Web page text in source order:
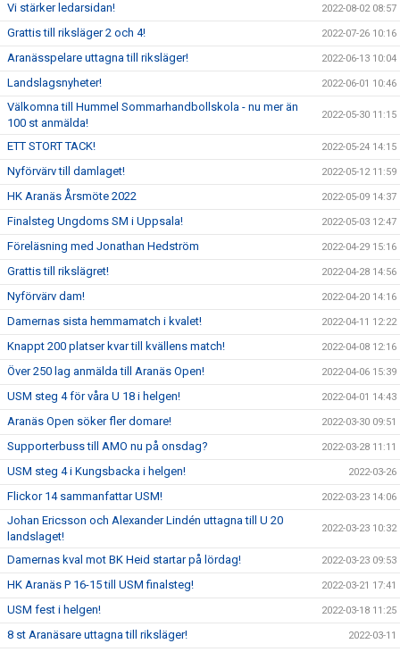
Vi stärker ledarsidan! 2022-08-02 08:57
Grattis till riksläger 2 och 4! 2022-07-26 10:16
Aranässpelare uttagna till riksläger! 2022-06-13 10:04
Landslagsnyheter! 2022-06-01 10:46
Välkomna till Hummel Sommarhandbollskola - nu mer än
100 st anmälda!
2022-05-30 11:15
ETT STORT TACK! 2022-05-24 14:15
Nyförvärv till damlaget! 2022-05-12 11:59
HK Aranäs Årsmöte 2022 2022-05-09 14:37
Finalsteg Ungdoms SM i Uppsala! 2022-05-03 12:47
Föreläsning med Jonathan Hedström 2022-04-29 15:16
Grattis till rikslägret! 2022-04-28 14:56
Nyförvärv dam! 2022-04-20 14:16
Damernas sista hemmamatch i kvalet! 2022-04-11 12:22
Knappt 200 platser kvar till kvällens match! 2022-04-08 12:16
Över 250 lag anmälda till Aranäs Open! 2022-04-06 15:39
USM steg 4 för våra U 18 i helgen! 2022-04-01 14:43
Aranäs Open söker fler domare! 2022-03-30 09:51
Supporterbuss till AMO nu på onsdag? 2022-03-28 11:11
USM steg 4 i Kungsbacka i helgen! 2022-03-26
Flickor 14 sammanfattar USM! 2022-03-23 14:06
Johan Ericsson och Alexander Lindén uttagna till U 20
landslaget!
2022-03-23 10:32
Damernas kval mot BK Heid startar på lördag! 2022-03-23 09:53
HK Aranäs P 16-15 till USM finalsteg! 2022-03-21 17:41
USM fest i helgen! 2022-03-18 11:25
8 st Aranäsare uttagna till riksläger! 2022-03-11